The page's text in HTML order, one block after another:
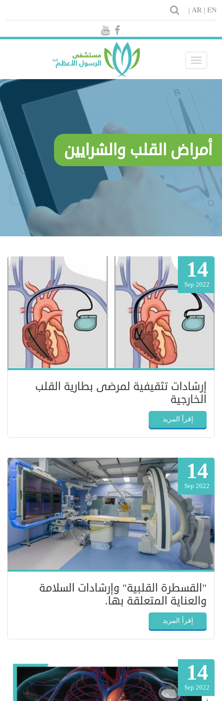
AR | EN |
Toggle
navigation
أمراض القلب والشرايين
14
Sep 2022
إرشادات تثقيفية لمرضى بطارية القلب
الخارجية
إقرأ المزيد
14
Sep 2022
"القسطرة القلبية" وإرشادات السلامة
والعناية المتعلقة بها.
إقرأ المزيد
14
Sep 2022